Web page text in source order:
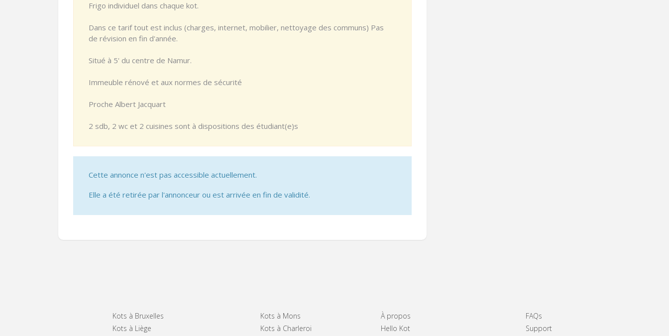
Frigo individuel dans chaque kot.
Dans ce tarif tout est inclus (charges, internet, mobilier, nettoyage des communs) Pas
de révision en fin d'année.
Situé à 5' du centre de Namur.
Immeuble rénové et aux normes de sécurité
Proche Albert Jacquart
2 sdb, 2 wc et 2 cuisines sont à dispositions des étudiant(e)s
Cette annonce n'est pas accessible actuellement.
Elle a été retirée par l'annonceur ou est arrivée en fin de validité.
Kots à Bruxelles
Kots à Liège
Kots à Mons
Kots à Charleroi
À propos
Hello Kot
FAQs
Support